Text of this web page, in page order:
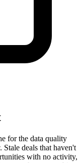
for the data quality
Stale deals that haven't
with no activity,